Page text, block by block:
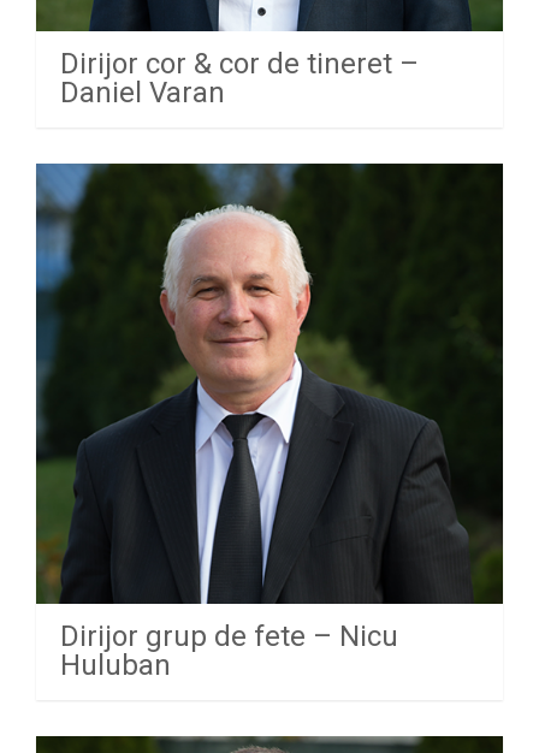
Dirijor cor & cor de tineret –
Daniel Varan
Dirijor grup de fete – Nicu
Huluban